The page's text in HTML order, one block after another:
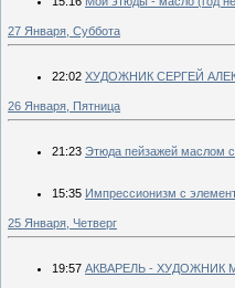
27 Января, Суббота
22:02 ХУДОЖНИК СЕРГЕЙ
26 Января, Пятница
21:23 Этюда пейзажей маслом
15:35 Импрессионизм с
25 Января, Четверг
19:57 АКВАРЕЛЬ - ХУДОЖНИК